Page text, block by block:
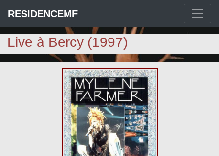
RESIDENCEMF
Live à Bercy (1997)